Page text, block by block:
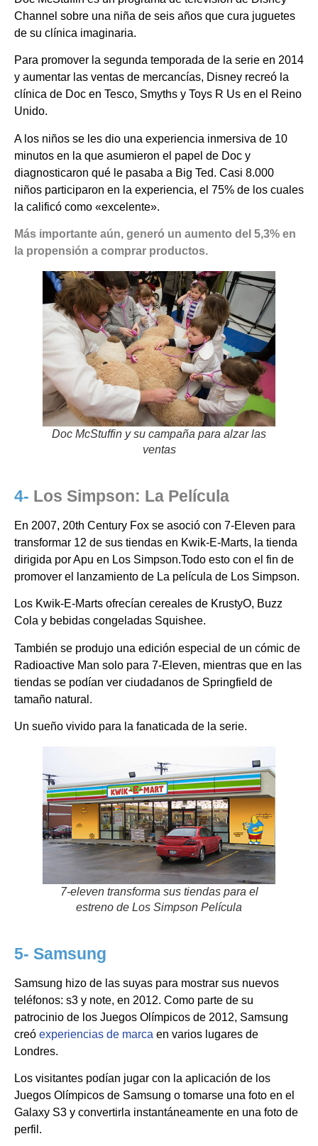
Channel sobre una niña de seis años que cura juguetes
de su clínica imaginaria.
Para promover la segunda temporada de la serie en 2014
y aumentar las ventas de mercancías, Disney recreó la
clínica de Doc en Tesco, Smyths y Toys R Us en el Reino
Unido.
A los niños se les dio una experiencia inmersiva de 10
minutos en la que asumieron el papel de Doc y
diagnosticaron qué le pasaba a Big Ted. Casi 8.000
niños participaron en la experiencia, el 75% de los cuales
la calificó como «excelente».
Más importante aún, generó un aumento del 5,3% en
la propensión a comprar productos.
Doc McStuffin y su campaña para alzar las
ventas
4- Los Simpson: La Película
En 2007, 20th Century Fox se asoció con 7-Eleven para
transformar 12 de sus tiendas en Kwik-E-Marts, la tienda
dirigida por Apu en Los Simpson.Todo esto con el fin de
promover el lanzamiento de La película de Los Simpson.
Los Kwik-E-Marts ofrecían cereales de KrustyO, Buzz
Cola y bebidas congeladas Squishee.
También se produjo una edición especial de un cómic de
Radioactive Man solo para 7-Eleven, mientras que en las
tiendas se podían ver ciudadanos de Springfield de
tamaño natural.
Un sueño vivido para la fanaticada de la serie.
7-eleven transforma sus tiendas para el
estreno de Los Simpson Película
5- Samsung
Samsung hizo de las suyas para mostrar sus nuevos
teléfonos: s3 y note, en 2012. Como parte de su
patrocinio de los Juegos Olímpicos de 2012, Samsung
creó experiencias de marca en varios lugares de
Londres.
Los visitantes podían jugar con la aplicación de los
Juegos Olímpicos de Samsung o tomarse una foto en el
Galaxy S3 y convertirla instantáneamente en una foto de
perfil.